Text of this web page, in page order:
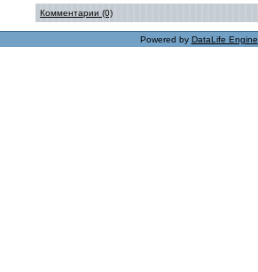
Комментарии (0)
Powered by DataLife Engine